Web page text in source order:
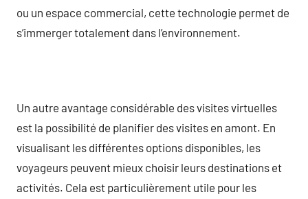
ou un espace commercial, cette technologie permet de
s’immerger totalement dans l’environnement.
Un autre avantage considérable des visites virtuelles
est la possibilité de planifier des visites en amont. En
visualisant les différentes options disponibles, les
voyageurs peuvent mieux choisir leurs destinations et
activités. Cela est particulièrement utile pour les